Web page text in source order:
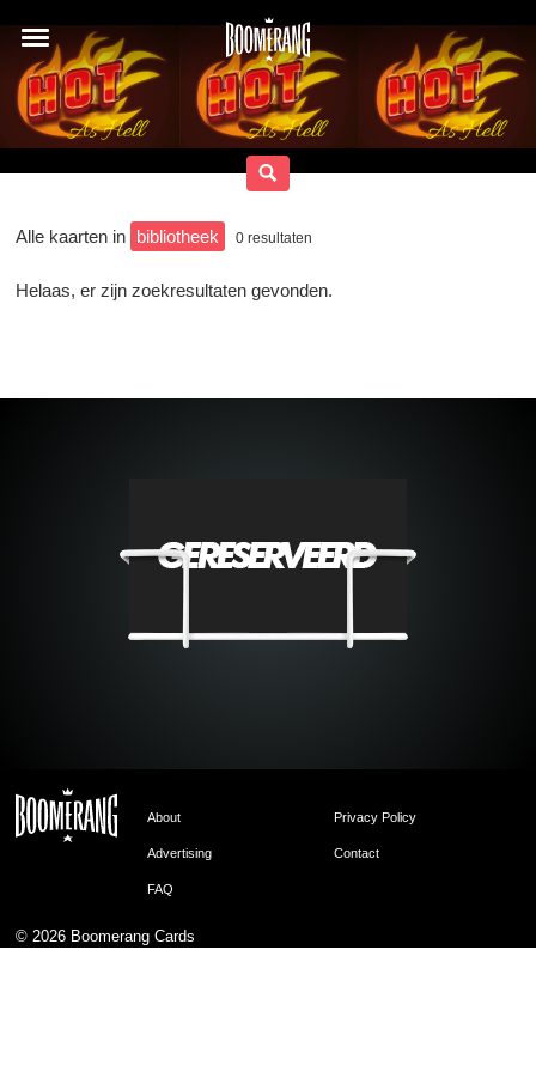
Alle kaarten in bibliotheek 0 resultaten
Helaas, er zijn zoekresultaten gevonden.
About Privacy Policy
Advertising Contact
FAQ
© 2026 Boomerang Cards